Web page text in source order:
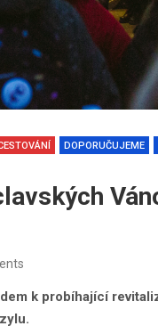
DOPORUČUJEME
k probíhající